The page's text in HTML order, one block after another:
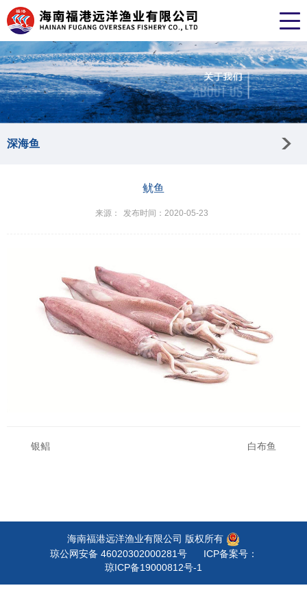
深海鱼
鱿鱼
来源： 发布时间：2020-05-23
银鲳 白布鱼
海南福港远洋渔业有限公司 版权所有
琼公网安备 46020302000281号
ICP备案号：
琼ICP备19000812号-1